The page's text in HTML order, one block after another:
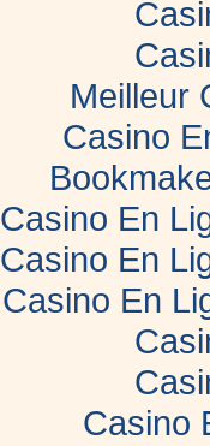
Meilleur
Casino
Casino En
Casino En
Casino En
Casino